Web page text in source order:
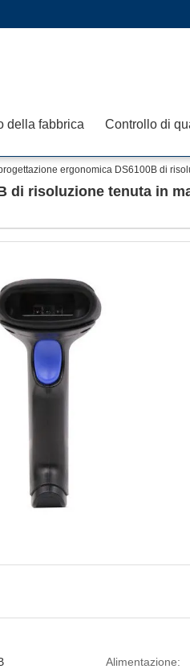
della fabbrica Controllo di
ergonomica DS6100B di
di risoluzione tenuta in
Alimentazione: